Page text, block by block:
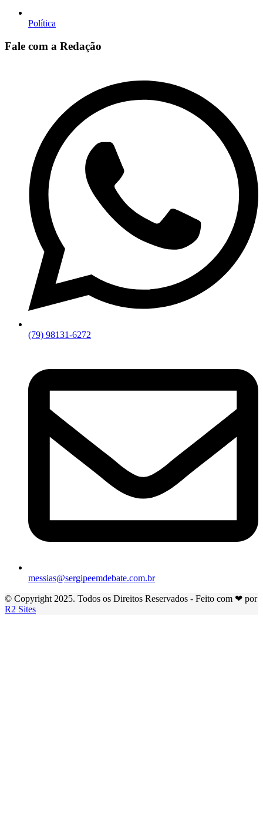
Política
Fale com a Redação
(79) 98131-6272
messias@sergipeemdebate.com.br
© Copyright 2025. Todos os Direitos Reservados - Feito com ❤ por
R2 Sites